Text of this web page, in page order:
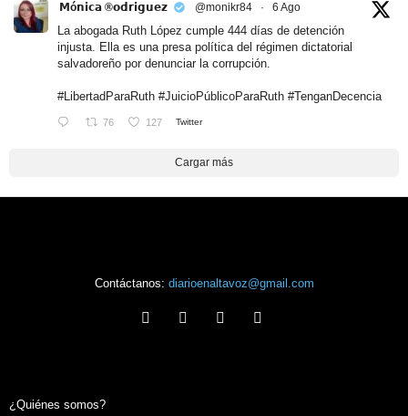
𝗠ó𝗻𝗶𝗰𝗮 ®𝗼𝗱𝗿𝗶𝗴𝘂𝗲𝘇
@monikr84 · 6 Ago
La abogada Ruth López cumple 444 días de detención
injusta. Ella es una presa política del régimen dictatorial
salvadoreño por denunciar la corrupción.
#LibertadParaRuth #JuicioPúblicoParaRuth #TenganDecencia
76 127 Twitter
Cargar más
Contáctanos: diarioenaltavoz@gmail.com
¿Quiénes somos?